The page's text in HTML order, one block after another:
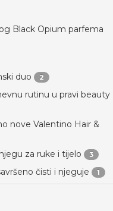
Black Opium parfema
duo 2
rutinu u pravi beauty
nove Valentino Hair &
za ruke i tijelo 3
čisti i njeguje 1